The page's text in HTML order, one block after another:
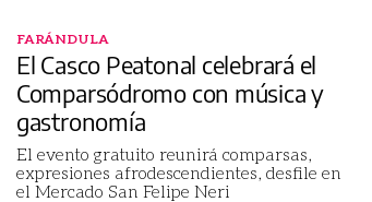
FARÁNDULA
El Casco Peatonal celebrará el
Comparsódromo con música y
gastronomía
El evento gratuito reunirá comparsas,
expresiones afrodescendientes, desfile en
el Mercado San Felipe Neri